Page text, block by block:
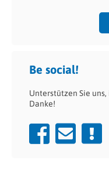
Be social!
Unterstützen Sie
Danke!